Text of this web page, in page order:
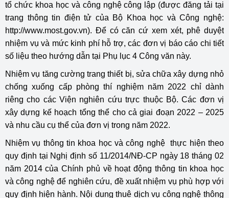
tổ chức khoa học và công nghệ công lập (được đăng tải tại
trang thông tin điện tử của Bộ Khoa học và Công nghệ:
http://www.most.gov.vn). Để có căn cứ xem xét, phê duyệt
nhiệm vụ và mức kinh phí hỗ trợ, các đơn vị báo cáo chi tiết
số liệu theo hướng dẫn tại Phụ lục 4 Công văn này.
Nhiệm vụ tăng cường trang thiết bị, sửa chữa xây dựng nhỏ
chống xuống cấp phòng thí nghiệm năm 2022 chỉ dành
riêng cho các Viện nghiên cứu trực thuộc Bộ. Các đơn vị
xây dựng kế hoạch tổng thể cho cả giai đoạn 2022 – 2025
và nhu cầu cụ thể của đơn vị trong năm 2022.
Nhiệm vụ thông tin khoa học và công nghệ thực hiện theo
quy định tại Nghị định số 11/2014/NĐ-CP ngày 18 tháng 02
năm 2014 của Chính phủ về hoạt động thông tin khoa học
và công nghệ để nghiên cứu, đề xuất nhiệm vụ phù hợp với
quy định hiện hành. Nội dung thuê dịch vụ công nghệ thông